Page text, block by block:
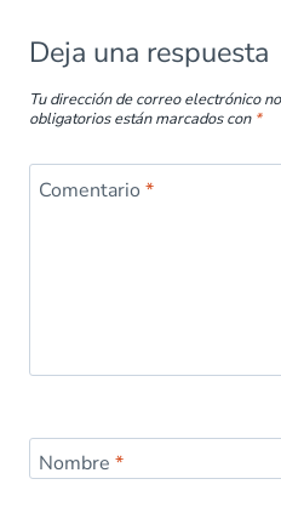
Deja una respuesta
Tu dirección de correo electrónico
obligatorios están marcados con *
Comentario *
Nombre *